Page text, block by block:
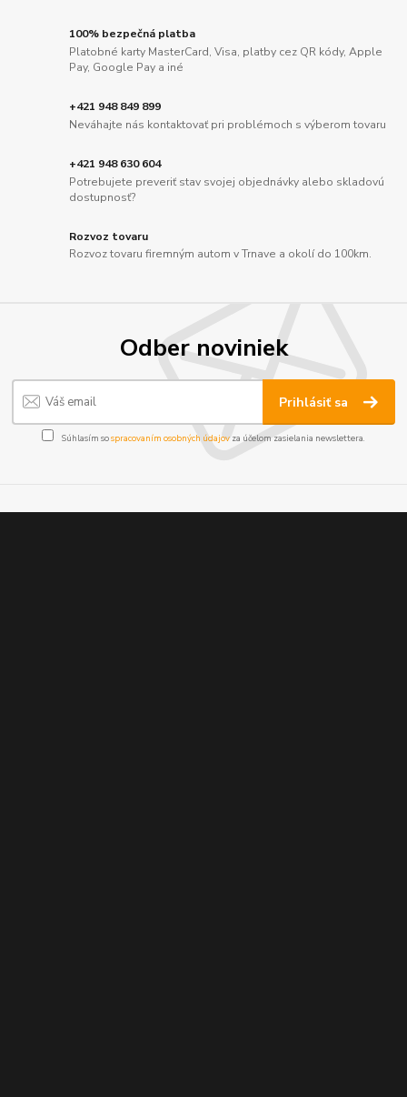
100% bezpečná platba
Platobné karty MasterCard, Visa, platby cez QR kódy, Apple
Pay, Google Pay a iné
+421 948 849 899
Neváhajte nás kontaktovať pri problémoch s výberom tovaru
+421 948 630 604
Potrebujete preveriť stav svojej objednávky alebo skladovú
dostupnosť?
Rozvoz tovaru
Rozvoz tovaru firemným autom v Trnave a okolí do 100km.
Odber noviniek
Prihlásiť sa
Súhlasím sospracovaním osobných údajov za účelom zasielania newslettera.